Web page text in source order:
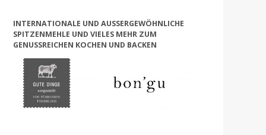
INTERNATIONALE UND AUSSERGEWÖHNLICHE S
PITZENMEHLE UND VIELES MEHR ZUM G
ENUSSREICHEN KOCHEN UND BACKEN